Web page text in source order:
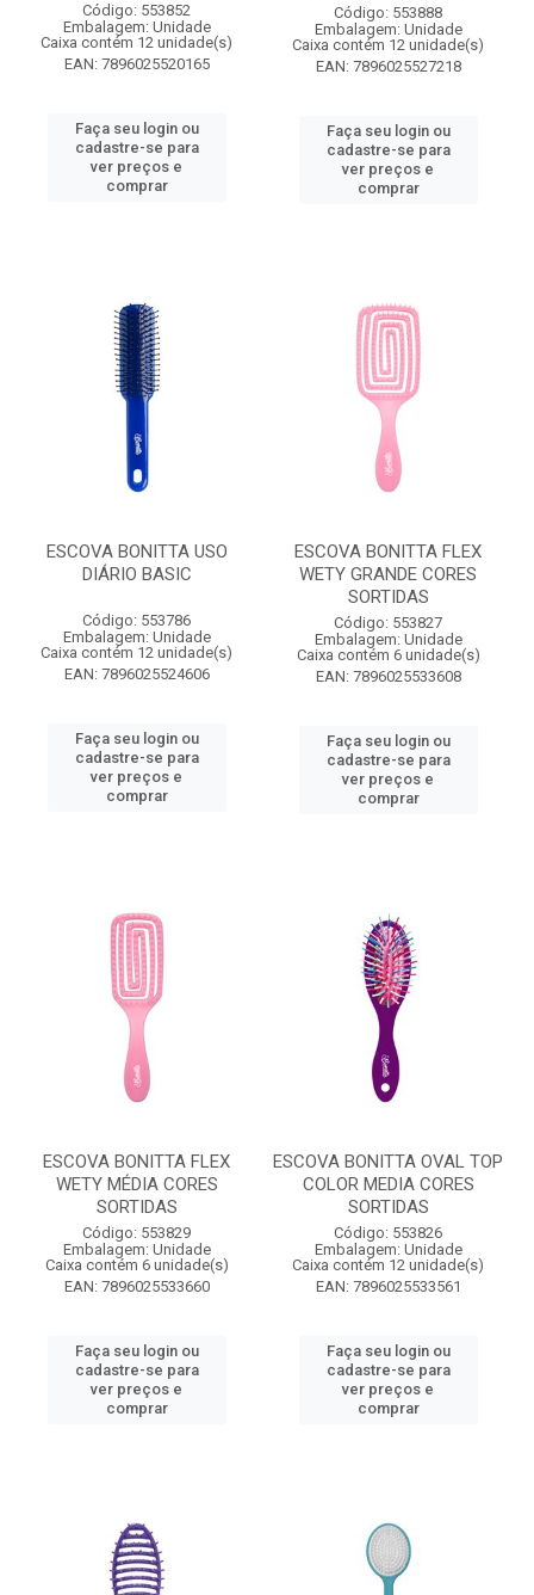
Código: 553852
Embalagem: Unidade
Caixa contém 12 unidade(s)
EAN: 7896025520165
Faça seu login ou
cadastre-se para
ver preços e
comprar
Código: 553888
Embalagem: Unidade
Caixa contém 12 unidade(s)
EAN: 7896025527218
Faça seu login ou
cadastre-se para
ver preços e
comprar
ESCOVA BONITTA USO
DIÁRIO BASIC
Código: 553786
Embalagem: Unidade
Caixa contém 12 unidade(s)
EAN: 7896025524606
Faça seu login ou
cadastre-se para
ver preços e
comprar
ESCOVA BONITTA FLEX
WETY GRANDE CORES
SORTIDAS
Código: 553827
Embalagem: Unidade
Caixa contém 6 unidade(s)
EAN: 7896025533608
Faça seu login ou
cadastre-se para
ver preços e
comprar
ESCOVA BONITTA FLEX
WETY MÉDIA CORES
SORTIDAS
Código: 553829
Embalagem: Unidade
Caixa contém 6 unidade(s)
EAN: 7896025533660
Faça seu login ou
cadastre-se para
ver preços e
comprar
ESCOVA BONITTA OVAL TOP
COLOR MEDIA CORES
SORTIDAS
Código: 553826
Embalagem: Unidade
Caixa contém 12 unidade(s)
EAN: 7896025533561
Faça seu login ou
cadastre-se para
ver preços e
comprar